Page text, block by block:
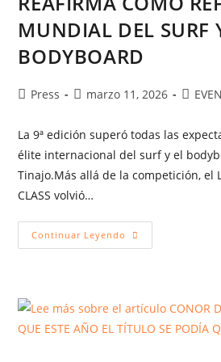
MUNDIAL DEL SURF
BODYBOARD
Press marzo 11, 2026
La 9ª edición superó todas las
élite internacional del surf y el
Tinajo.Más allá de la competición, el
CLASS volvió…
Continuar Leyendo